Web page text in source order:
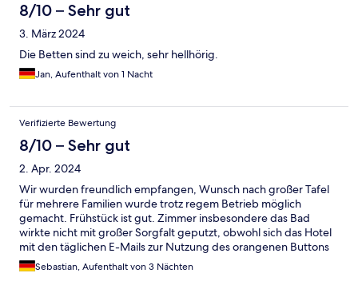
8/10 – Sehr gut
3. März 2024
Die Betten sind zu weich, sehr hellhörig.
Jan, Aufenthalt von 1 Nacht
Verifizierte Bewertung
8/10 – Sehr gut
2. Apr. 2024
Wir wurden freundlich empfangen, Wunsch nach großer Tafel
für mehrere Familien wurde trotz regem Betrieb möglich
gemacht. Frühstück ist gut. Zimmer insbesondere das Bad
wirkte nicht mit großer Sorgfalt geputzt, obwohl sich das Hotel
mit den täglichen E-Mails zur Nutzung des orangenen Buttons
(für die Umwelt) sicher einige Putzgänge erspart haben wird.
Sebastian, Aufenthalt von 3 Nächten